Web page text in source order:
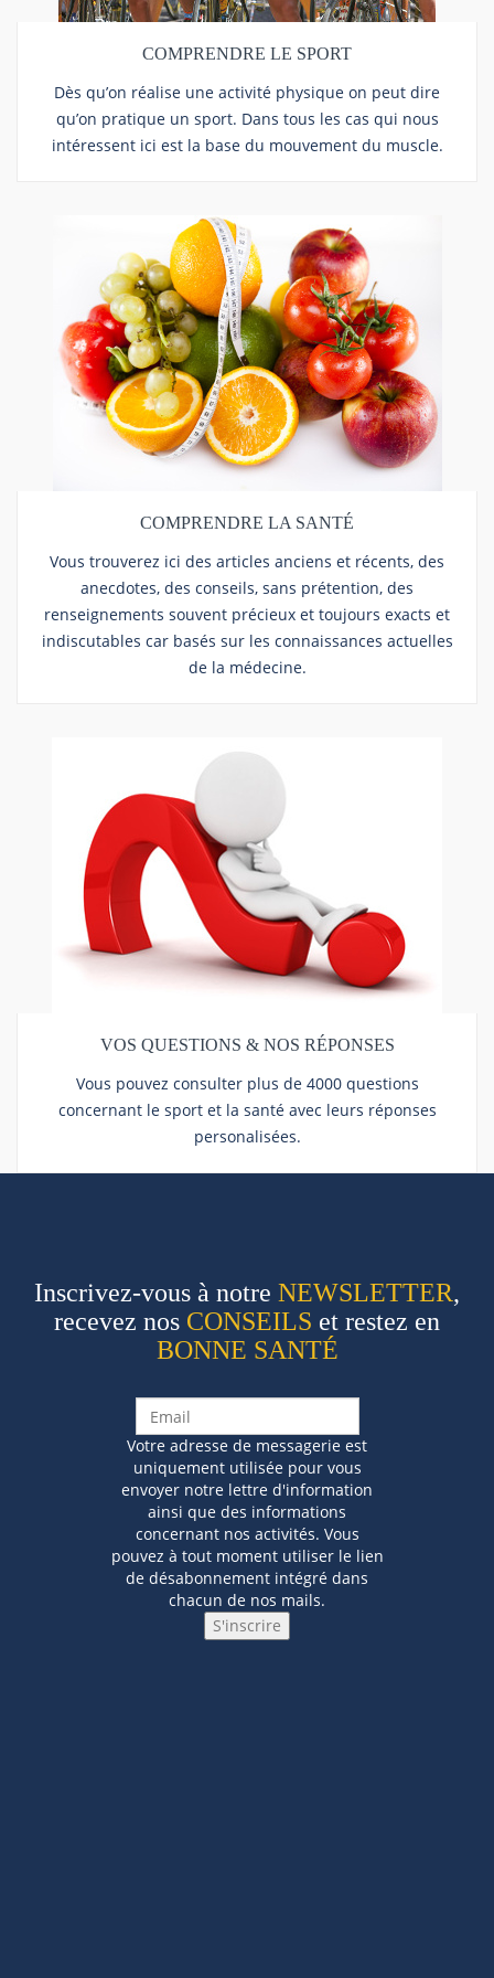
COMPRENDRE LE SPORT
Dès qu’on réalise une activité physique on peut dire
qu’on pratique un sport. Dans tous les cas qui nous
intéressent ici est la base du mouvement du muscle.
COMPRENDRE LA SANTÉ
Vous trouverez ici des articles anciens et récents, des
anecdotes, des conseils, sans prétention, des
renseignements souvent précieux et toujours exacts et
indiscutables car basés sur les connaissances actuelles
de la médecine.
VOS QUESTIONS & NOS RÉPONSES
Vous pouvez consulter plus de 4000 questions
concernant le sport et la santé avec leurs réponses
personalisées.
Inscrivez-vous à notre NEWSLETTER,
recevez nos CONSEILS et restez en
BONNE SANTÉ
Votre adresse de messagerie est
uniquement utilisée pour vous
envoyer notre lettre d'information
ainsi que des informations
concernant nos activités. Vous
pouvez à tout moment utiliser le lien
de désabonnement intégré dans
chacun de nos mails.